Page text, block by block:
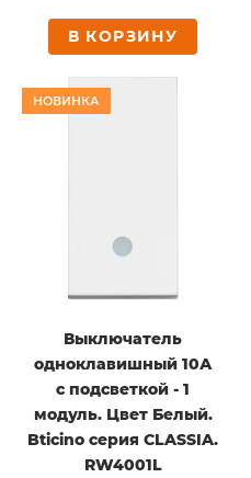
В КОРЗИНУ
НОВИНКА
Выключатель
одноклавишный 10А
с подсветкой - 1
модуль. Цвет Белый.
Bticino серия CLASSIA.
RW4001L